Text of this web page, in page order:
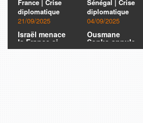
France | Crise
diplomatique
21/09/2025
Israël menace
la France si
elle reconnaît
Sénégal | Crise
diplomatique
04/09/2025
Ousmane
Sonko annule
son premier